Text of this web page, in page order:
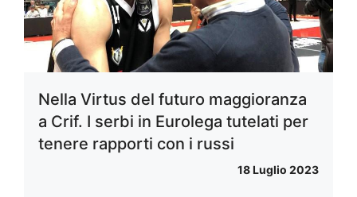
Nella Virtus del futuro maggioranza
a Crif. I serbi in Eurolega tutelati per
tenere rapporti con i russi
18 Luglio 2023